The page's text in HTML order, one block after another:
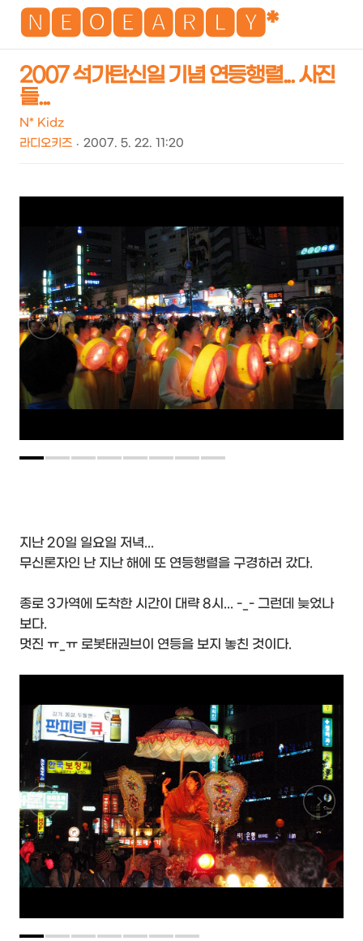
🅽🅴🅾🅴🅰🆁🅻🆈*
2007 석가탄신일 기념 연등행렬... 사진
들...
N* Kidz
라디오키즈
2007. 5. 22. 11:20
지난 20일 일요일 저녁...
무신론자인 난 지난 해에 또 연등행렬을 구경하러 갔다.
종로 3가역에 도착한 시간이 대략 8시... -_- 그런데 늦었나
보다.
멋진 ㅠ_ㅠ 로봇태권브이 연등을 보지 놓친 것이다.